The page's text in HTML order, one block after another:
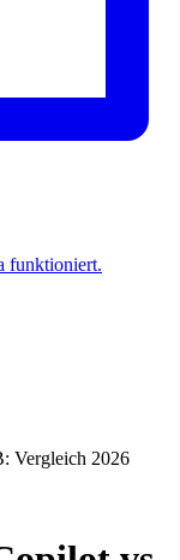
funktioniert.
Vergleich 2026